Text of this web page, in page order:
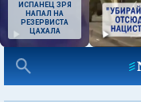
ИСПАНЕЦ ЗРЯ
НАПАЛ НА
РЕЗЕРВИСТА
ЦАХАЛА